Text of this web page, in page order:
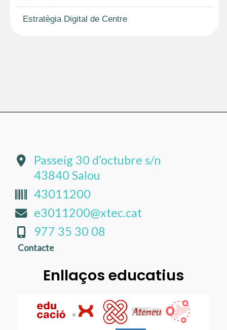
Estratègia Digital de Centre
Passeig 30 d’octubre s/n
43840 Salou
43011200
e3011200@xtec.cat
977 35 30 08
Contacte
Enllaços educatius